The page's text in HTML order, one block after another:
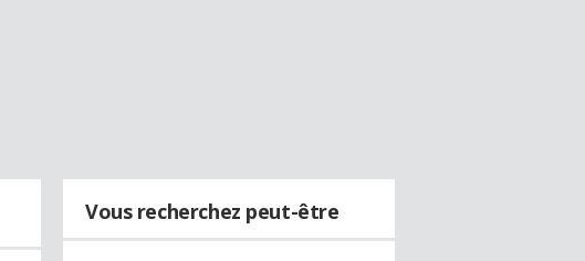
Vous recherchez peut-être